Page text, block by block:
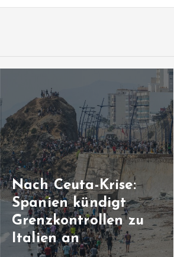
Trump tobt: US-
Gericht stoppt Bau
von Ballsaal